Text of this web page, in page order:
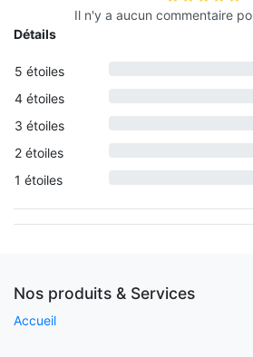
Il n'y a aucun commentaire
Détails
5 étoiles
4 étoiles
3 étoiles
2 étoiles
1 étoiles
Nos produits & Services
Accueil